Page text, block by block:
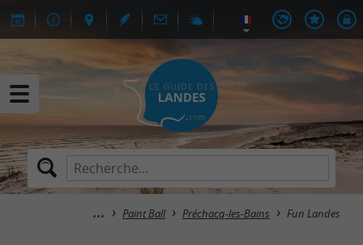
Paint Ball Préchacq-les-Bains Fun Landes